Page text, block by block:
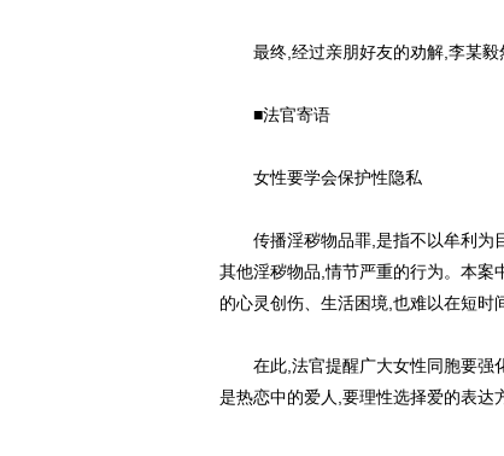
最终,经过亲朋好友的劝解,李某毅
■法官寄语
女性要学会保护性隐私
传播淫秽物品罪,是指不以牟利为
其他淫秽物品,情节严重的行为。本案
的心灵创伤、生活困境,也难以在短时
在此,法官提醒广大女性同胞要强化
是热恋中的爱人,要理性选择爱的表达